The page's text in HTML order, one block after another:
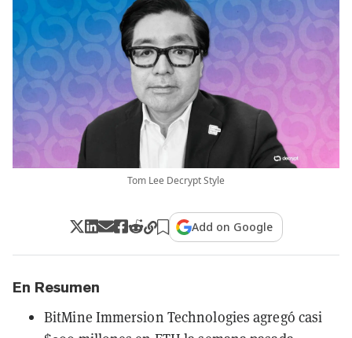
Tom Lee Decrypt Style
Add on Google
En Resumen
BitMine Immersion Technologies agregó casi